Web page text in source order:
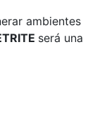
ambientes
será una